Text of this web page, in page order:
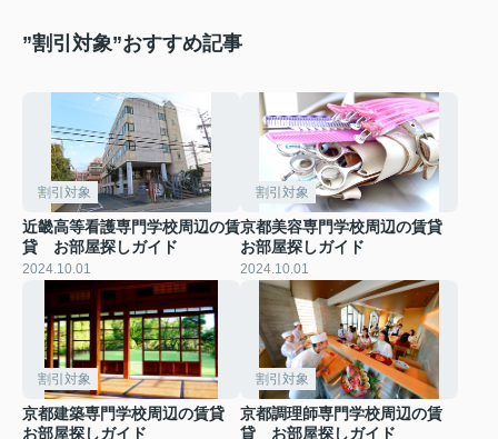
”割引対象”おすすめ記事
割引対象
近畿高等看護専門学校周辺の賃
貸 お部屋探しガイド
2024.10.01
割引対象
京都美容専門学校周辺の賃貸
お部屋探しガイド
2024.10.01
割引対象
京都建築専門学校周辺の賃貸
お部屋探しガイド
割引対象
京都調理師専門学校周辺の賃
貸 お部屋探しガイド